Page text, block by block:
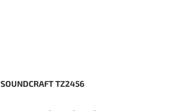
SOUNDCRAFT TZ2456